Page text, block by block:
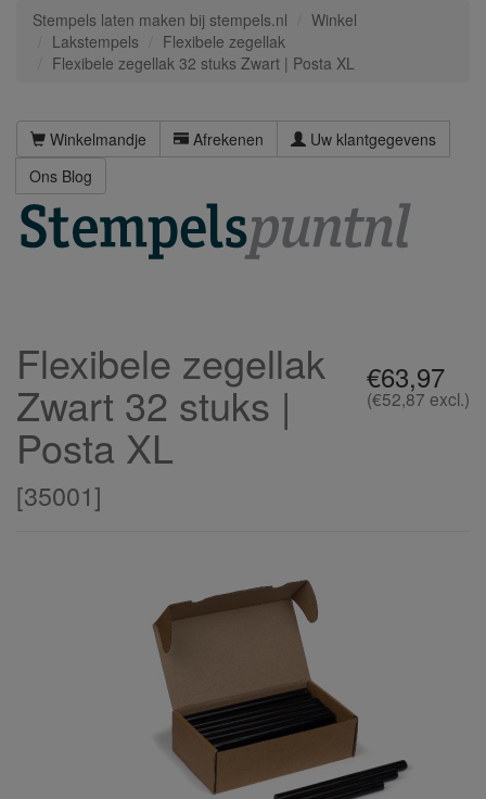
Stempels laten maken bij stempels.nl
Winkel
Lakstempels
Flexibele zegellak
Flexibele zegellak 32 stuks Zwart | Posta XL
Winkelmandje Afrekenen
Uw klantgegevens
Ons Blog
€63,97
(€52,87 excl.)
Flexibele zegellak
Zwart 32 stuks |
Posta XL
[35001]